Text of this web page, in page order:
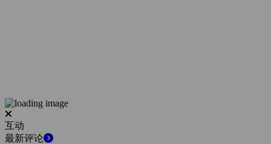
互动
最新评论